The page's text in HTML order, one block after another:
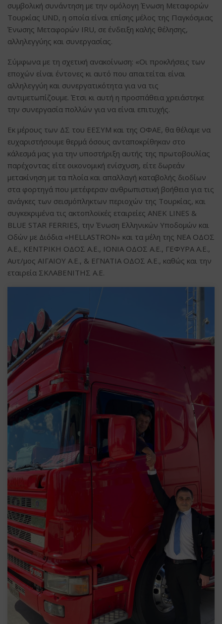
συμβολική συνάντηση με την ομόλογη Ένωση Μεταφορών
Τουρκίας UND, η οποία είναι επίσης μέλος της Παγκόσμιας
Ένωσης Μεταφορών IRU, σε ένδειξη καλής θέλησης,
αλληλεγγύης και συνεργασίας.
Σύμφωνα με τη σχετική ανακοίνωση: «Οι προκλήσεις των
εποχών είναι έντονες κι αυτό που απαιτείται είναι
αλληλεγγύη και συνεργατικότητα για να τις
αντιμετωπίζουμε. Έτσι κι αυτή η προσπάθεια χρειάστηκε
την συνεργασία πολλών για να είναι επιτυχής.
Εκ μέρους των ΔΣ του ΕΕΣΥΜ και της ΟΦΑΕ, θα θέλαμε να
ευχαριστήσουμε θερμά όσους ανταποκρίθηκαν στο
κάλεσμά μας για την υποστήριξη αυτής της πρωτοβουλίας
παρέχοντας είτε οικονομική ενίσχυση, είτε δωρεάν
μετακίνηση με τα πλοία και απαλλαγή καταβολής διοδίων
στα φορτηγά που μετέφεραν ανθρωπιστική βοήθεια για τις
ανάγκες των σεισμόπληκτων περιοχών της Τουρκίας, και
συγκεκριμένα τις ακτοπλοϊκές εταιρείες ΑΝΕΚ LINES &
ΒLUE STAR FERRIES, την Ένωση Ελληνικών Υποδομών και
Οδών με Διόδια «HELLASTRON» και τα μέλη της NEA ΟΔΟΣ
Α.Ε., ΚΕΝΤΡΙΚΗ ΟΔΟΣ Α.Ε., ΙΟΝΙΑ ΟΔΟΣ Α.Ε., ΓΕΦΥΡΑ Α.Ε.,
Αυτ/μος ΑΙΓΑΙΟΥ Α.Ε., & ΕΓΝΑΤΙΑ ΟΔΟΣ Α.Ε., καθώς και την
εταιρεία ΣΚΛΑΒΕΝΙΤΗΣ Α.Ε.